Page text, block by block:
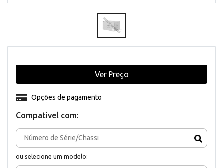
Compativel com:
ou selecione um modelo:
Opções de pagamento
Ver Preço